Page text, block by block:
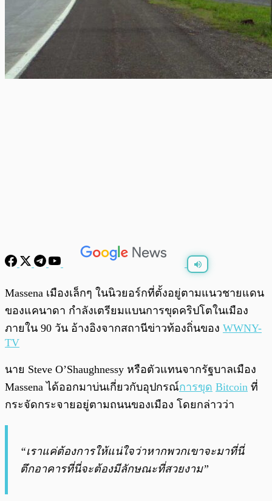
พร้อมเล่น
Massena เมืองเล็กๆ ในนิวยอร์กที่ตั้งอยู่ตามแนวชายแดน
ของแคนาดา กำลังเตรียมแบนการขุดคริปโตในเมือง
ภายใน 90 วัน อ้างอิงจากสถานีข่าวท้องถิ่นของ WWNY-
TV
นาย Steve O’Shaughnessy หรือตัวแทนจากรัฐบาลเมือง
Massena ได้ออกมาบ่นเกี่ยวกับอุปกรณ์การขุด Bitcoin ที่
กระจัดกระจายอยู่ตามถนนของเมือง โดยกล่าวว่า
“เราแค่ต้องการให้แน่ใจว่าหากพวกเขาจะมาที่นี่
ตึกอาคารที่นี่จะต้องมีลักษณะที่สวยงาม”